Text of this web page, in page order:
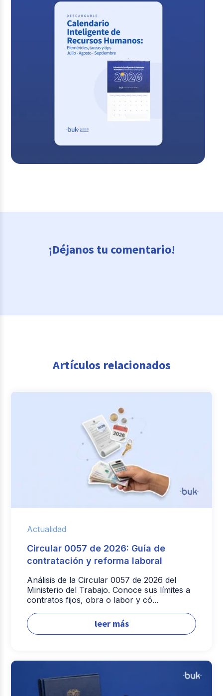
¡Déjanos tu comentario!
Artículos relacionados
Actualidad
Circular 0057 de 2026: Guía de
contratación y reforma laboral
Análisis de la Circular 0057 de 2026 del
Ministerio del Trabajo. Conoce sus límites a
contratos fijos, obra o labor y có...
leer más